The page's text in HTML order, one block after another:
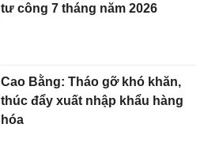
tư công 7 tháng năm 2026
Cao Bằng: Tháo gỡ khó khăn,
thúc đẩy xuất nhập khẩu hàng
hóa